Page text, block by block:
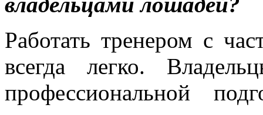
Работать тренером с
всегда легко.
профессиональной